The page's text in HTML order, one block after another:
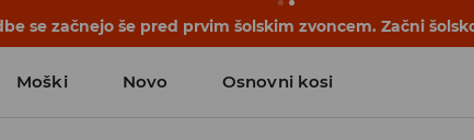
se začnejo še pred prvim šolskim zvoncem. Začni
Moški Novo Osnovni kosi